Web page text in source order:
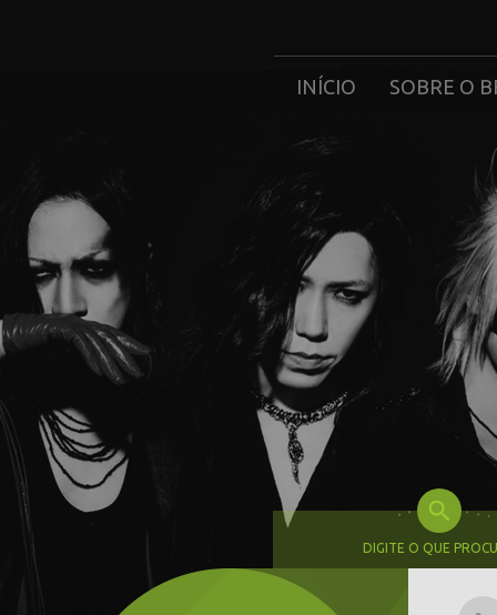
INÍCIO SOBRE O
DIGITE O QUE